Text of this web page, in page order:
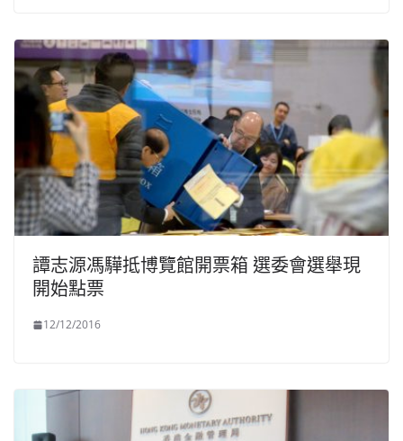
譚志源馮驊抵博覽館開票箱 選委會選舉現
開始點票
12/12/2016